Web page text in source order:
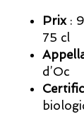
Prix:
75 cl
d’Oc